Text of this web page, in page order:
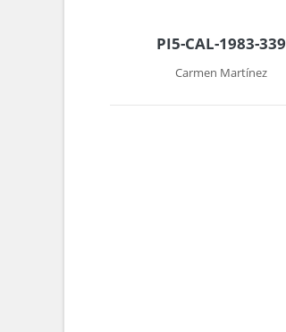
PI5-CAL-1983-339
Carmen Martínez